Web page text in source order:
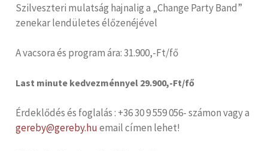
Szilveszteri mulatság hajnalig a „Change Party Band”
zenekar lendületes élőzenéjével
A vacsora és program ára: 31.900,-Ft/fő
Last minute kedvezménnyel 29.900,-Ft/fő
Érdeklődés és foglalás : +36 30 9 559 056- számon vagy a
gereby@gereby.huemail címen lehet!